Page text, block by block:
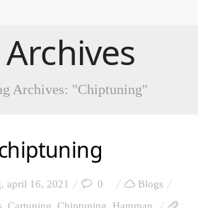
Archives: "Chiptuning"
april 16, 2021 0
Blogs